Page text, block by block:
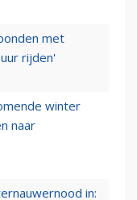
met
rijden'
winter
naar
in: